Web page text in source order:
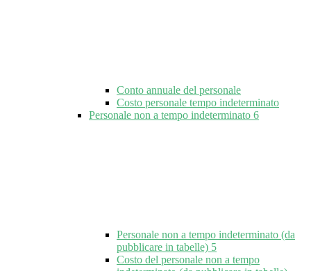
Conto annuale del personale
Costo personale tempo indeterminato
Personale non a tempo indeterminato 6
Personale non a tempo indeterminato (da
pubblicare in tabelle) 5
Costo del personale non a tempo